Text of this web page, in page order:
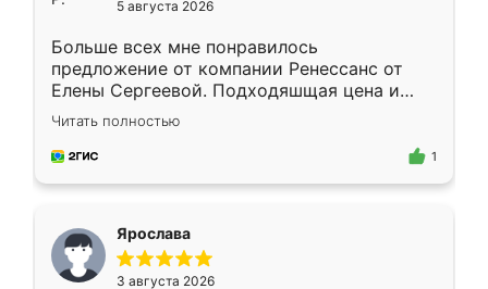
5 августа 2026
Больше всех мне понравилось
предложение от компании Ренессанс от
Елены Сергеевой. Подходяшщая цена и
короткие сроки изготовления. Приехавший
для замера сотрудник Владислав
предложил по моему эскизу самый
Читать полностью
1
Ярослава
3 августа 2026